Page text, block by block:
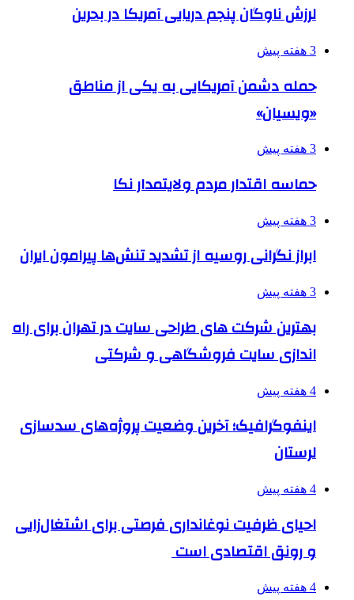
لرزش ناوگان پنجم دریایی آمریکا در بحرین
3 هفته پیش
حمله دشمن آمریکایی به یکی از مناطق
«ویسیان»
3 هفته پیش
حماسه اقتدار مردم ولایتمدار نکا
3 هفته پیش
ابراز نگرانی روسیه از تشدید تنش‌ها پیرامون ایران
3 هفته پیش
بهترین شرکت های طراحی سایت در تهران برای راه
اندازی سایت فروشگاهی و شرکتی
4 هفته پیش
اینفوگرافیک؛ آخرین وضعیت پروژه‌های سدسازی
لرستان
4 هفته پیش
احیای ظرفیت نوغانداری فرصتی برای اشتغال‌زایی
و رونق اقتصادی است
4 هفته پیش